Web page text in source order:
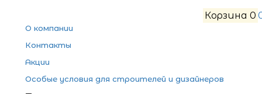
Корзина 0
О компании
Контакты
Акции
Особые условия для строителей и дизайнеров